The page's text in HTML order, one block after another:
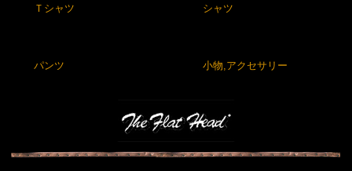
Ｔシャツ シャツ
パンツ 小物,アクセサリー